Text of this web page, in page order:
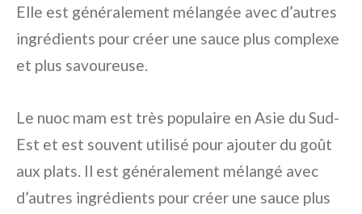
Elle est généralement mélangée avec d’autres
ingrédients pour créer une sauce plus complexe
et plus savoureuse.
Le nuoc mam est très populaire en Asie du Sud-
Est et est souvent utilisé pour ajouter du goût
aux plats. Il est généralement mélangé avec
d’autres ingrédients pour créer une sauce plus